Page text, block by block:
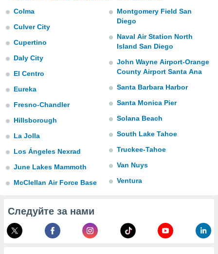
наших
действия
на веб-
нашей
cookie
нашего
Colma
Culver City
Cupertino
Daly City
El Centro
Eureka
Fresno-Chandler
Hillsborough
La Jolla
Los Ángeles Nexrad
June Lakes Mammoth
McClellan Air Force Base
Montgomery Field San
Diego
Naval Air Station North
Island San Diego
John Wayne Airport-Orange
County Airport Santa Ana
Santa Barbara Harbor
Santa Monica Pier
Solana Beach
South Lake Tahoe
Truckee-Tahoe
Van Nuys
Ventura
Следуйте за нами